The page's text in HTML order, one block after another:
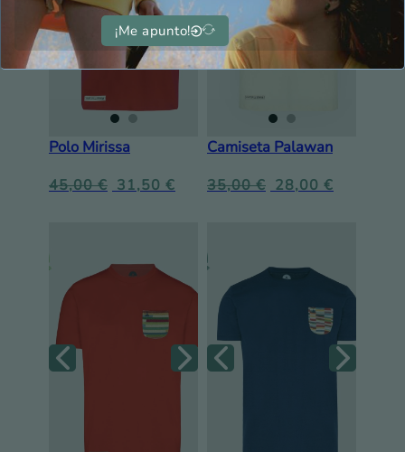
Polo Mirissa
45,00€ 31,50 €
Camiseta Palawan
35,00€ 28,00 €
¡Me apunto!